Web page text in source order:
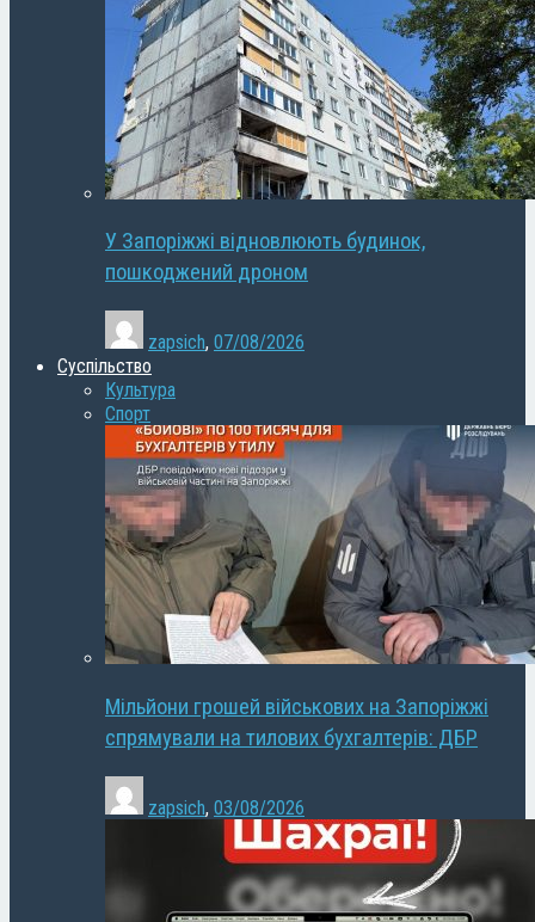
У Запоріжжі відновлюють будинок,
пошкоджений дроном
zapsich, 07/08/2026
Суспільство
Культура
Спорт
Мільйони грошей військових на Запоріжжі
спрямували на тилових бухгалтерів: ДБР
zapsich, 03/08/2026